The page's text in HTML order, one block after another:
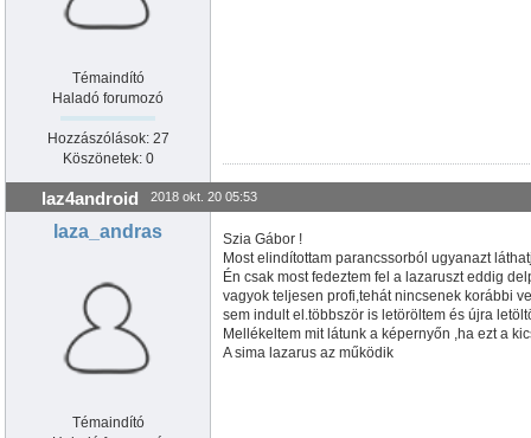
Témaindító
Haladó forumozó
Hozzászólások: 27
Köszönetek: 0
laz4android 2018 okt. 20 05:53
laza_andras
Témaindító
Szia Gábor !
Most elindítottam parancssorból ugyanazt
Én csak most fedeztem fel a lazaruszt eddig
vagyok teljesen profi,tehát nincsenek korábbi
sem indult el.többször is letöröltem és újra
Mellékeltem mit látunk a képernyőn ,ha ezt a
A sima lazarus az működik